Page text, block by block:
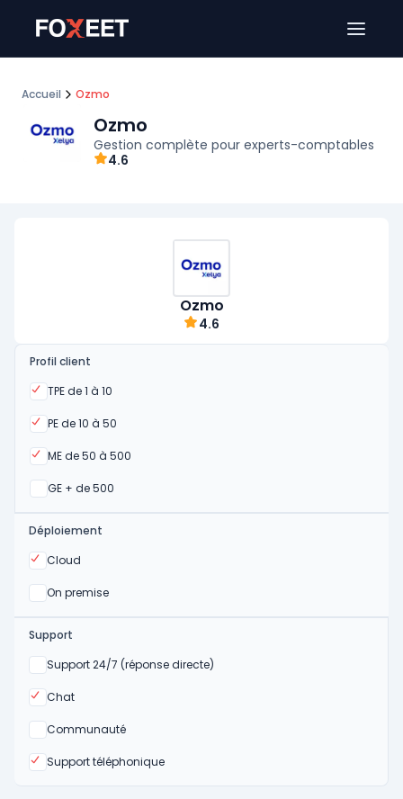
Accueil Ozmo
Ozmo
Gestion complète pour experts-comptables
4.6
Ozmo
4.6
Profil client
TPE de 1 à 10
Oui
PE de 10 à 50
Oui
ME de 50 à 500
Oui
GE + de 500
Oui
Déploiement
Cloud
Oui
On premise
Oui
Support
Support 24/7 (réponse directe)
Non
Chat
Oui
Communauté
Non
Support téléphonique
Oui